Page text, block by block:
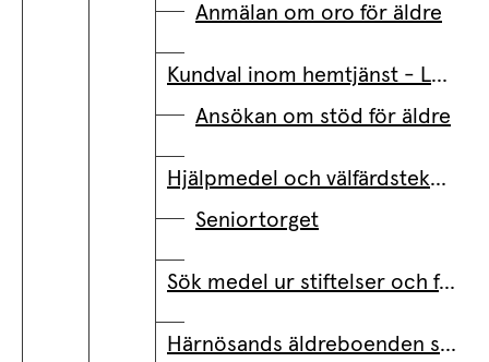
Anmälan om oro för äldre
Kundval inom hemtjänst - LOV
Ansökan om stöd för äldre
Hjälpmedel och välfärdsteknik
Seniortorget
Sök medel ur stiftelser och fonder
Härnösands äldreboenden söker helgungdomar